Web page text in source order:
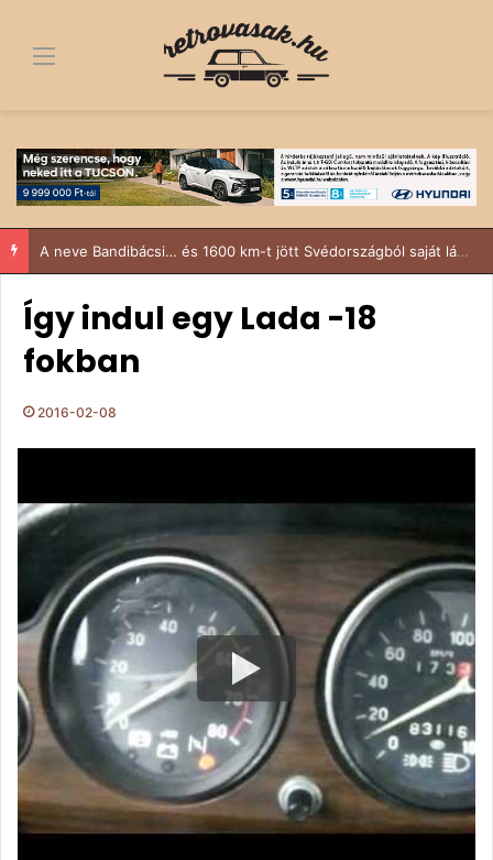
Menü
A neve Bandibácsi… és 1600 km-t jött Svédországból saját lábon.
Így indul egy Lada -18
fokban
2016-02-08